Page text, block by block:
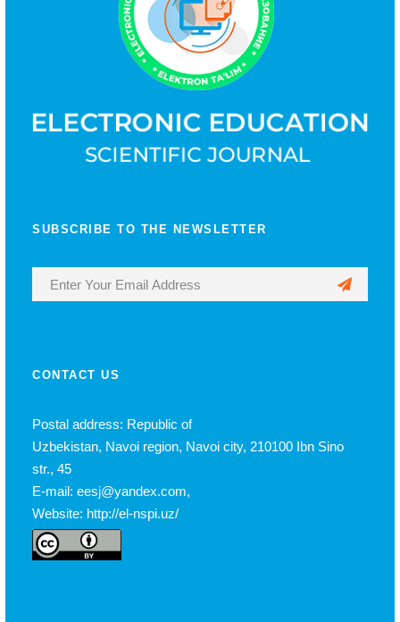
SUBSCRIBE TO THE NEWSLETTER
CONTACT US
Postal address: Republic of
Uzbekistan, Navoi region, Navoi city, 210100 Ibn Sino
str., 45
E-mail: eesj@yandex.com,
Website: http://el-nspi.uz/